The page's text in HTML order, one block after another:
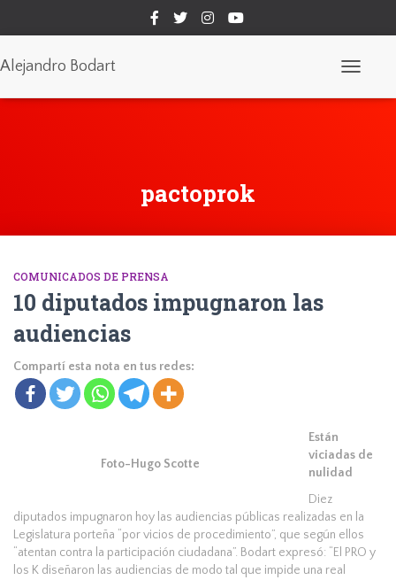
Alejandro Bodart
pactoprok
COMUNICADOS DE PRENSA
10 diputados impugnaron las
audiencias
Compartí esta nota en tus redes:
Foto-Hugo Scotte
Están
viciadas de
nulidad
Diez
diputados impugnaron hoy las audiencias públicas realizadas en la
Legislatura porteña “por vicios de procedimiento”, que según ellos
“atentan contra la participación ciudadana”. Bodart expresó: “El PRO y
los K diseñaron las audiencias de modo tal que impide una real